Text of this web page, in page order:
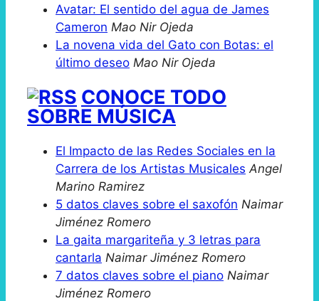
Avatar: El sentido del agua de James
Cameron Mao Nir Ojeda
La novena vida del Gato con Botas: el
último deseo Mao Nir Ojeda
CONOCE TODO
SOBRE MÚSICA
El Impacto de las Redes Sociales en la
Carrera de los Artistas Musicales Angel
Marino Ramirez
5 datos claves sobre el saxofón Naimar
Jiménez Romero
La gaita margariteña y 3 letras para
cantarla Naimar Jiménez Romero
7 datos claves sobre el piano Naimar
Jiménez Romero